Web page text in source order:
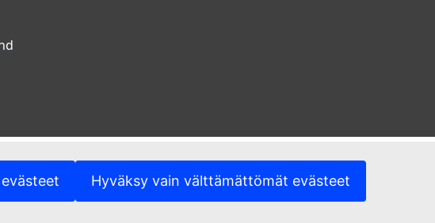
Hyväksy vain välttämättömät evästeet